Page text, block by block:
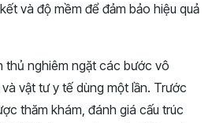
và độ mềm để đảm bảo hiệu quả
thủ nghiêm ngặt các bước vô
vật tư y tế dùng một lần. Trước
thăm khám, đánh giá cấu trúc